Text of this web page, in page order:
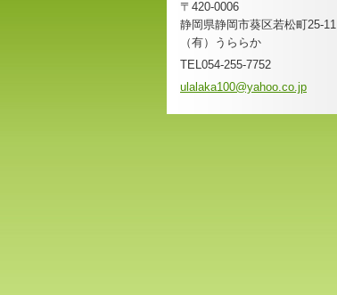
〒420-0006
静岡県静岡市葵区若松町25-11
（有）うららか
TEL054-255-7752
ulalaka100@yahoo.co.jp